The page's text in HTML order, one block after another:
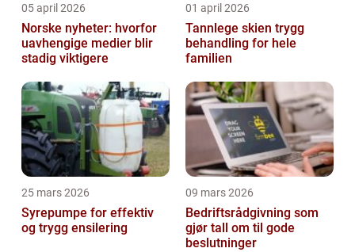
05 april 2026
Norske nyheter: hvorfor
uavhengige medier blir
stadig viktigere
01 april 2026
Tannlege skien trygg
behandling for hele
familien
25 mars 2026
Syrepumpe for effektiv
og trygg ensilering
09 mars 2026
Bedriftsrådgivning som
gjør tall om til gode
beslutninger